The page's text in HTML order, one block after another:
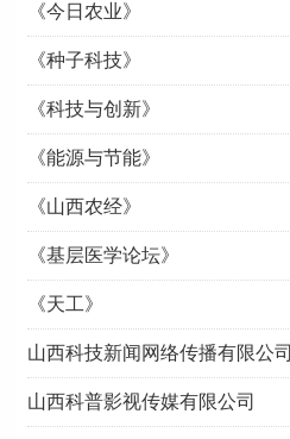
《今日农业》
《种子科技》
《科技与创新》
《能源与节能》
《山西农经》
《基层医学论坛》
《天工》
山西科技新闻网络传播有限公司
山西科普影视传媒有限公司